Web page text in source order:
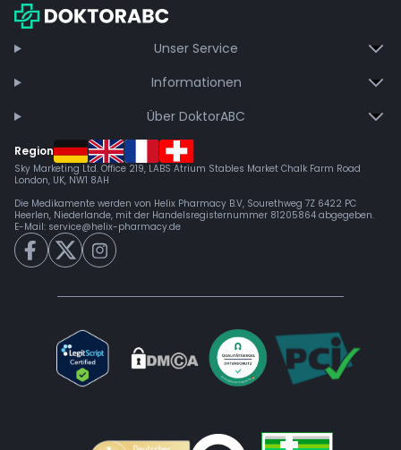
Unser Service
Informationen
Über DoktorABC
Region
Sky Marketing Ltd. Office 219, LABS Atrium Stables Market Chalk Farm Road
London, UK, NW1 8AH
Die Medikamente werden von Helix Pharmacy B.V, Sourethweg 7Z 6422 PC
Heerlen, Niederlande, mit der Handelsregisternummer 81205864 abgegeben.
E-Mail: service@helix-pharmacy.de